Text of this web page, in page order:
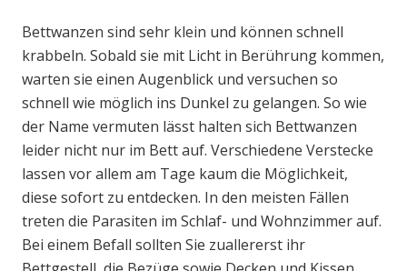
Bettwanzen sind sehr klein und können schnell
krabbeln. Sobald sie mit Licht in Berührung kommen,
warten sie einen Augenblick und versuchen so
schnell wie möglich ins Dunkel zu gelangen. So wie
der Name vermuten lässt halten sich Bettwanzen
leider nicht nur im Bett auf. Verschiedene Verstecke
lassen vor allem am Tage kaum die Möglichkeit,
diese sofort zu entdecken. In den meisten Fällen
treten die Parasiten im Schlaf- und Wohnzimmer auf.
Bei einem Befall sollten Sie zuallererst ihr